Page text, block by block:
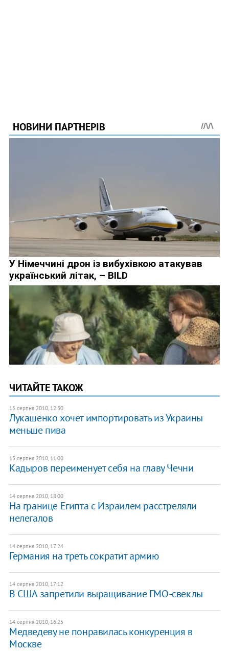
ЧИТАЙТЕ ТАКОЖ
15 серпня 2010, 12:30
Лукашенко хочет импортировать из Украины
меньше пива
15 серпня 2010, 11:00
Кадыров переименует себя на главу Чечни
14 серпня 2010, 18:00
На границе Египта с Израилем расстреляли
нелегалов
14 серпня 2010, 17:24
Германия на треть сократит армию
14 серпня 2010, 17:12
В США запретили выращивание ГМО-свеклы
14 серпня 2010, 16:25
Медведеву не понравилась конкуренция в
Москве